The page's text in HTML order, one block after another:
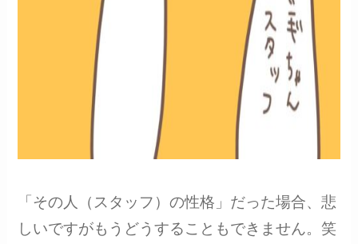
「その人（スタッフ）の性格」だった場合、悲
しいですがもうどうすることもできません。笑